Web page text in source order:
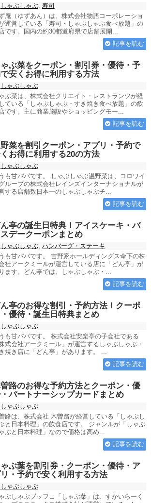
しゃぶしゃぶ, 寿司
庵（ゆずあん）は、株式会社物語コーポレーショ
運営している「寿司・しゃぶしゃぶ食べ放題」の
です。国内の約30都道府県で店舗展開...
記事を読む
ゃぶ菜をクーポン・割引券・優待・予
安くお得に利用する方法
しゃぶしゃぶ
ぶ菜は、株式会社クリエイト・レストランツが経
ている「しゃぶしゃぶ・すき焼き食べ放題」の飲
です。主に商業施設やショッピングモー...
記事を読む
菜を割引クーポン・アプリ・予約で
お得に利用する20の方法
しゃぶしゃぶ
も甘パパです。 しゃぶしゃぶ温野菜は、コロワイ
ループの株式会社レインズインターナショナルが
する店舗数日本一のしゃぶしゃぶチ...
記事を読む
亭の誕生日特典！アイスケーキ・バ
デークーポンまとめ
しゃぶしゃぶ, ハンバーグ・ステーキ
も甘パパです。 吉野家ホールディングス傘下の株
社アークミールが運営している店に「どん亭」が
ます。どん亭では、しゃぶしゃぶ・...
記事を読む
亭のお得な割引・予約方法！クーポ
優待・誕生日特典まとめ
しゃぶしゃぶ
も甘パパです。 株式会社安楽亭の子会社である
株式会社アークミール」が運営するしゃぶしゃぶ・
焼き店に「どん亭」があります。 ...
記事を読む
路のお得な予約方法とクーポン・優
パートナーシップカードまとめ
しゃぶしゃぶ
路は、株式会社 木曽路が経営している「しゃぶし
と日本料理」の飲食店です。 ジャンルが「しゃぶ
ぶと日本料理」なので価格は高め...
記事を読む
ゃぶ葉を割引券・クーポン・優待・ア
・予約で安く利用する方法
しゃぶしゃぶ
ぶしゃぶブッフェ「しゃぶ葉」は、すかいらーく